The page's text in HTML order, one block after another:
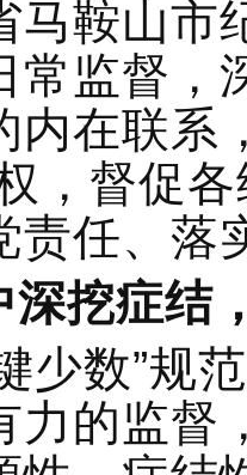
马鞍山市
常监督，
内在联系
，督促
责任、落
深挖症结
少数”规
力的监督